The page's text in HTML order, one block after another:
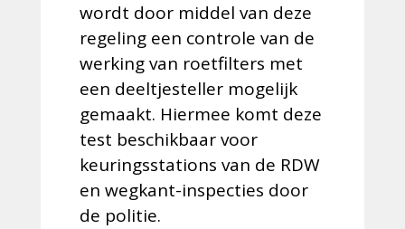
wordt door middel van deze
regeling een controle van de
werking van roetfilters met
een deeltjesteller mogelijk
gemaakt. Hiermee komt deze
test beschikbaar voor
keuringsstations van de RDW
en wegkant-inspecties door
de politie.